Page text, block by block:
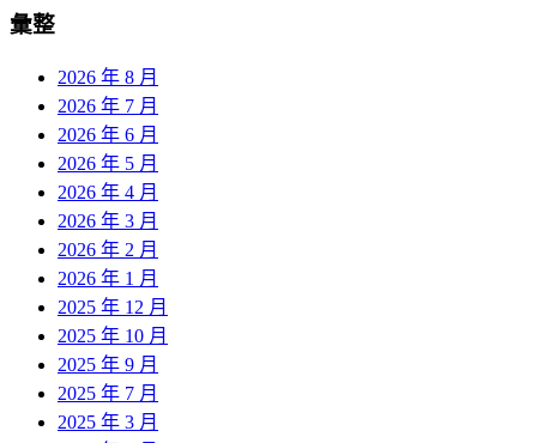
彙整
2026 年 8 月
2026 年 7 月
2026 年 6 月
2026 年 5 月
2026 年 4 月
2026 年 3 月
2026 年 2 月
2026 年 1 月
2025 年 12 月
2025 年 10 月
2025 年 9 月
2025 年 7 月
2025 年 3 月